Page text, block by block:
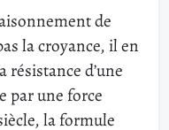
de
la croyance, il en
résistance d’une
par une force
la formule